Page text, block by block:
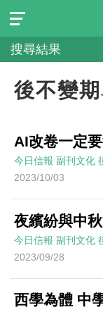
搜尋結果
後不變期
AI改卷一定
今日信報 副刊文化
2023/10/03
夜繽紛與中
今日信報 副刊文化
2023/09/28
西學為體 中